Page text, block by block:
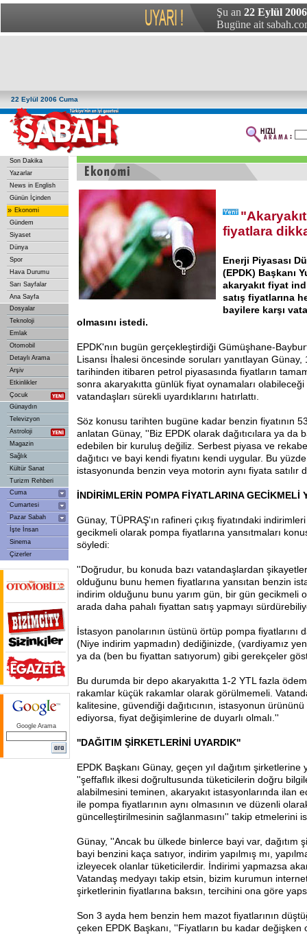
Şu an 22 Eylül
Bugüne ait
22 Eylül 2006 Cuma
Son Dakika
Yazarlar
News in English
Günün İçinden
» Ekonomi
Gündem
Siyaset
Dünya
Spor
Hava Durumu
Sarı Sayfalar
Ana Sayfa
Dosyalar
Teknoloji
Emlak
Otomobil
Detaylı Arama
Arşiv
Etkinlikler
Çocuk
Günaydın
Televizyon
Astroloji
Magazin
Sağlık
Kültür Sanat
Turizm Rehberi
Cuma
Cumartesi
Pazar Sabah
İşte İnsan
Sinema
Çizerler
Google Arama
fiyatlara
Enerji Piyasası
(EPDK) Başkanı
akaryakıt fiyat
satış fiyatlarına
bayilere karşı
olmasını istedi.
EPDK'nın bugün gerçekleştirdiği Gümüşhane-
Lisansı İhalesi öncesinde soruları yanıtlayan
tarihinden itibaren petrol piyasasında fiyatların
sonra akaryakıtta günlük fiyat oynamaları
vatandaşları sürekli uyardıklarını hatırlattı.
Söz konusu tarihten bugüne kadar benzin fiyatının 53
anlatan Günay, ''Biz EPDK olarak dağıtıcılara ya da
edebilen bir kuruluş değiliz. Serbest piyasa ve
dağıtıcı ve bayi kendi fiyatını kendi uygular. Bu
istasyonunda benzin veya motorin aynı fiyata satılır
İNDİRİMLERİN POMPA FİYATLARINA GECİKMELİ
Günay, TÜPRAŞ'ın rafineri çıkış fiyatındaki
gecikmeli olarak pompa fiyatlarına yansıtmaları
söyledi:
''Doğrudur, bu konuda bazı vatandaşlardan
olduğunu bunu hemen fiyatlarına yansıtan benzin
indirim olduğunu bunu yarım gün, bir gün gecikmeli
arada daha pahalı fiyattan satış yapmayı
İstasyon panolarının üstünü örtüp pompa fiyatlarını
(Niye indirim yapmadın) dediğinizde, (vardiyamız
ya da (ben bu fiyattan satıyorum) gibi gerekçeler
Bu durumda bir depo akaryakıtta 1-2 YTL fazla
rakamlar küçük rakamlar olarak görülmemeli.
kalitesine, güvendiği dağıtıcının, istasyonun
ediyorsa, fiyat değişimlerine de duyarlı olmalı.''
''DAĞITIM ŞİRKETLERİNİ UYARDIK''
EPDK Başkanı Günay, geçen yıl dağıtım şirketlerine
''şeffaflık ilkesi doğrultusunda tüketicilerin doğru
alabilmesini teminen, akaryakıt istasyonlarında ilan
ile pompa fiyatlarının aynı olmasının ve düzenli
güncelleştirilmesinin sağlanmasını'' takip etmelerini
Günay, ''Ancak bu ülkede binlerce bayi var, dağıtım
bayi benzini kaça satıyor, indirim yapılmış mı,
izleyecek olanlar tüketicilerdir. İndirimi yapmazsa
Vatandaş medyayı takip etsin, bizim kurumun
şirketlerinin fiyatlarına baksın, tercihini ona göre
Son 3 ayda hem benzin hem mazot fiyatlarının
çeken EPDK Başkanı, ''Fiyatların bu kadar